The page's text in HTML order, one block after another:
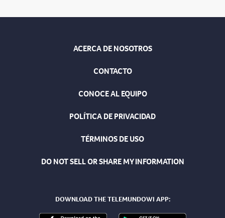
ACERCA DE NOSOTROS
CONTACTO
CONOCE AL EQUIPO
POLÍTICA DE PRIVACIDAD
TÉRMINOS DE USO
DO NOT SELL OR SHARE MY INFORMATION
DOWNLOAD THE TELEMUNDOWI APP: